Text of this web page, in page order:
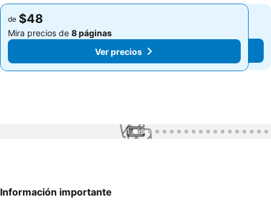
de $48
Mira precios de 8 páginas
Ver precios
de $48
Mira precios de 8 páginas
Ver precios
1 / 99
Información importante